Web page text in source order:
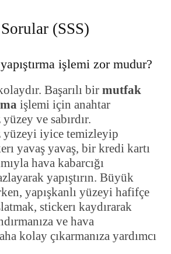
(SSS)
işlemi zor mudur?
Başarılı bir mutfak
işlemi için anahtar
ve sabırdır.
yüzeyi iyice temizleyip
yavaş yavaş, bir kredi kartı
hava kabarcığı
yapıştırın. Büyük
yapışkanlı yüzeyi hafifçe
stickerı kaydırarak
ve hava
kolay çıkarmanıza yardımcı